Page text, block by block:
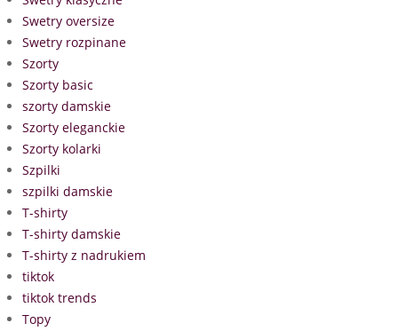
Swetry oversize
Swetry rozpinane
Szorty
Szorty basic
szorty damskie
Szorty eleganckie
Szorty kolarki
Szpilki
szpilki damskie
T-shirty
T-shirty damskie
T-shirty z nadrukiem
tiktok
tiktok trends
Topy